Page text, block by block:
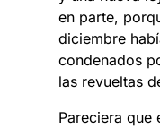
en parte,
diciembre
condenados
las revueltas
Pareciera que